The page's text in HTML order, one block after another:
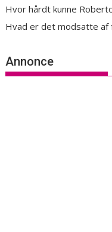
Hvor hårdt kunne
Hvad er det modsatte af
Annonce